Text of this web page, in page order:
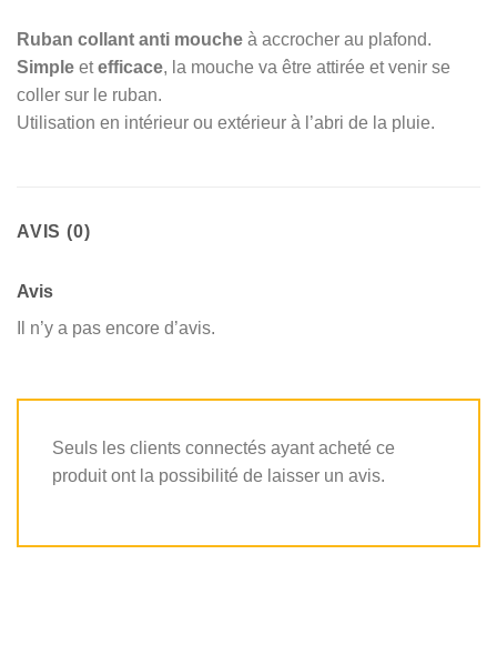
Ruban collant anti mouche à accrocher au plafond.
Simple etefficace, la mouche va être attirée et venir se
coller sur le ruban.
Utilisation en intérieur ou extérieur à l’abri de la pluie.
AVIS (0)
Avis
Il n’y a pas encore d’avis.
Seuls les clients connectés ayant acheté ce
produit ont la possibilité de laisser un avis.